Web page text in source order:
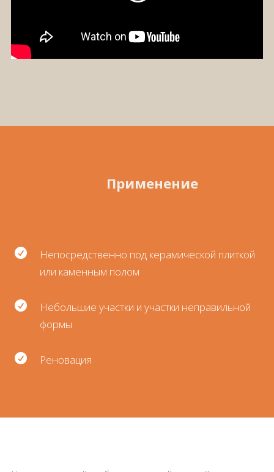
Применение

Непосредственно под керамической плиткой
или каменным полом

Небольшие участки и участки неправильной
формы
 Реновация